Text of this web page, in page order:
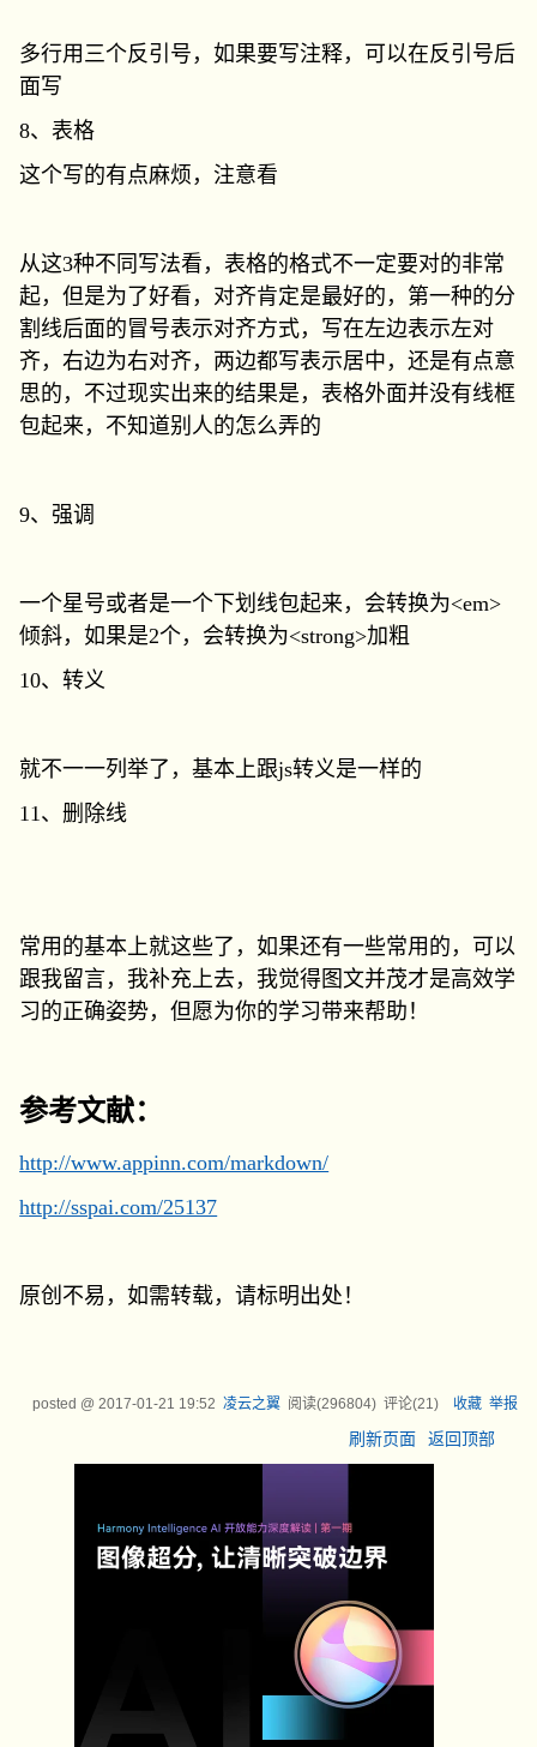
多行用三个反引号，如果要写注释，可以在反引号后
面写
8、表格
这个写的有点麻烦，注意看
从这3种不同写法看，表格的格式不一定要对的非常
起，但是为了好看，对齐肯定是最好的，第一种的分
割线后面的冒号表示对齐方式，写在左边表示左对
齐，右边为右对齐，两边都写表示居中，还是有点意
思的，不过现实出来的结果是，表格外面并没有线框
包起来，不知道别人的怎么弄的
9、强调
一个星号或者是一个下划线包起来，会转换为<em>
倾斜，如果是2个，会转换为<strong>加粗
10、转义
就不一一列举了，基本上跟js转义是一样的
11、删除线
常用的基本上就这些了，如果还有一些常用的，可以
跟我留言，我补充上去，我觉得图文并茂才是高效学
习的正确姿势，但愿为你的学习带来帮助！
参考文献：
http://www.appinn.com/markdown/
http://sspai.com/25137
原创不易，如需转载，请标明出处！
posted @ 2017-01-21 19:52 凌云之翼阅读(296804) 评论(21) 收藏 举报
刷新页面 返回顶部